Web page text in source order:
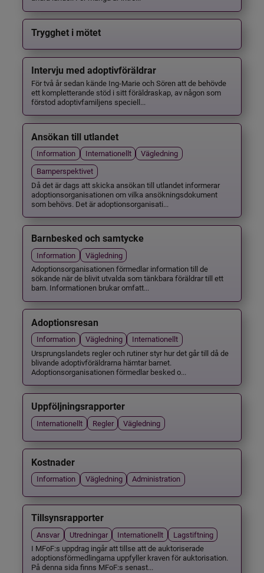
Trygghet i mötet
Intervju med adoptivföräldrar
För två år sedan kände Ing-Marie och Sören att de behövde
ett kompletterande stöd i sitt föräldraskap, av någon som
förstod adoptivfamiljens speciell...
Ansökan till utlandet
Information Internationellt
Vägledning
Barnperspektivet
Då det är dags att skicka ansökan till utlandet informerar
adoptionsorganisationen om vilka ansökningsdokument
som behövs. Det är adoptionsorganisati...
Barnbesked och samtycke
Information
Vägledning
Adoptionsorganisationen förmedlar information till de
sökande när de blivit utvalda som tänkbara föräldrar till ett
barn. Informationen brukar omfatt...
Adoptionsresan
Information Vägledning
Internationellt
Ursprungslandets regler och rutiner styr hur det går till då de
blivande adoptivföräldrarna hämtar barnet.
Adoptionsorganisationen förmedlar besked o...
Uppföljningsrapporter
Internationellt Regler Vägledning
Kostnader
Information Vägledning Administration
Tillsynsrapporter
Ansvar Utredningar Internationellt
Lagstiftning
I MFoF:s uppdrag ingår att tillse att de auktoriserade
adoptionsförmedlingarna uppfyller kraven för auktorisation.
På denna sida finns MFoF:s senast...